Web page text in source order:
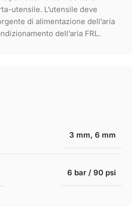
utensile. L’utensile deve
di alimentazione dell’aria
dell’aria FRL.
3 mm, 6 mm
6 bar / 90 psi